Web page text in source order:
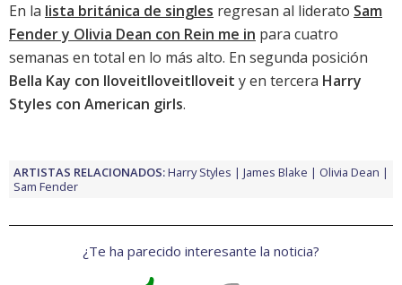
En la lista británica de singles regresan al liderato Sam
Fender y Olivia Dean con Rein me in para cuatro
semanas en total en lo más alto. En segunda posición
Bella Kay con IloveitIloveitIloveit y en tercera Harry
Styles con American girls.
ARTISTAS RELACIONADOS:Harry Styles James Blake
Olivia Dean
Sam Fender
¿Te ha parecido interesante la noticia?